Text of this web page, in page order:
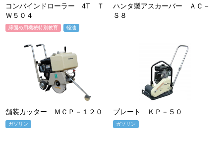
コンバインドローラー 4T Ｔ
Ｗ５０４
締固め用機械特別教育 軽油
ハンタ製アスカーバー ＡＣ－
Ｓ８
舗装カッター ＭＣＰ－１２０
ガソリン
プレート ＫＰ－５０
ガソリン